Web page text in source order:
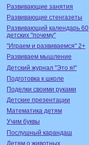
Развивающие занятия
Развивающие стенгазеты
Развивающий календарь 60
детских "почему"
"Играем и развиваемся" 2+
Развиваем мышление
Детский журнал "Это я!"
Подготовка к школе
Поделки своими руками
Детские презентации
Математика детям
Учим буквы
Послушный карандаш
Детям о животных